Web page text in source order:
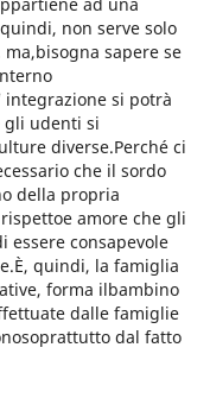
non serve solo
sapere se
integrazione si potrà
gli udenti si
diverse.Perché ci
che il sordo
della propria
amore che gli
essere consapevole
quindi, la famiglia
forma ilbambino
dalle famiglie
dal fatto